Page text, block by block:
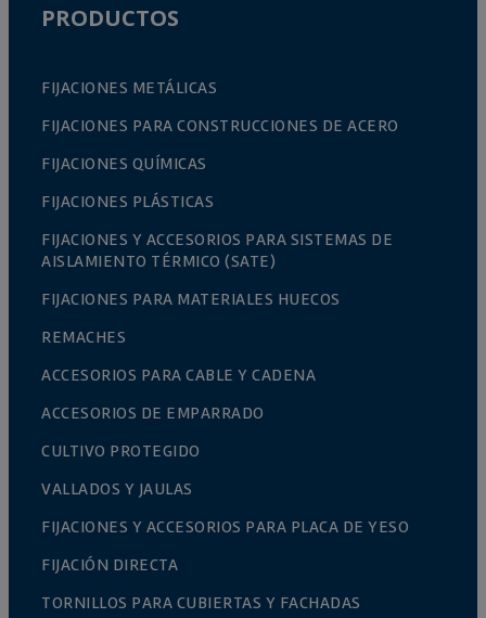
PRODUCTOS
FIJACIONES METÁLICAS
FIJACIONES PARA CONSTRUCCIONES DE ACERO
FIJACIONES QUÍMICAS
FIJACIONES PLÁSTICAS
FIJACIONES Y ACCESORIOS PARA SISTEMAS DE
AISLAMIENTO TÉRMICO (SATE)
FIJACIONES PARA MATERIALES HUECOS
REMACHES
ACCESORIOS PARA CABLE Y CADENA
ACCESORIOS DE EMPARRADO
CULTIVO PROTEGIDO
VALLADOS Y JAULAS
FIJACIONES Y ACCESORIOS PARA PLACA DE YESO
FIJACIÓN DIRECTA
TORNILLOS PARA CUBIERTAS Y FACHADAS